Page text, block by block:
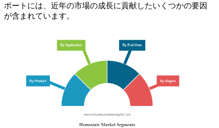
ポートには、近年の市場の成長に貢献したいくつかの要因
が含まれています。